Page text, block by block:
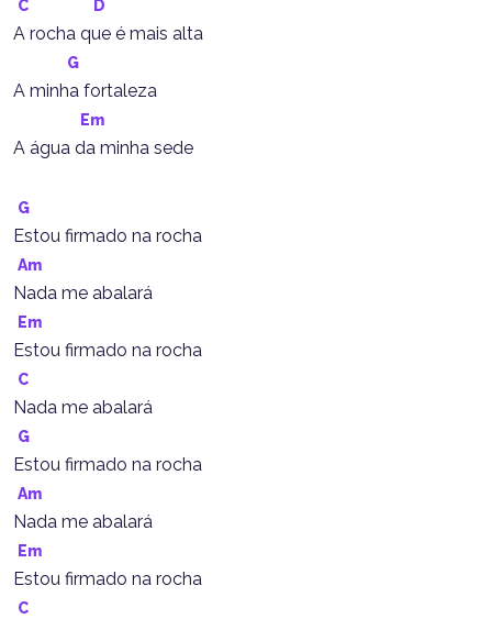
C D
A rocha que é mais alta
G
A minha fortaleza
Em
A água da minha sede
G
Estou firmado na rocha
Am
Nada me abalará
Em
Estou firmado na rocha
C
Nada me abalará
G
Estou firmado na rocha
Am
Nada me abalará
Em
Estou firmado na rocha
C